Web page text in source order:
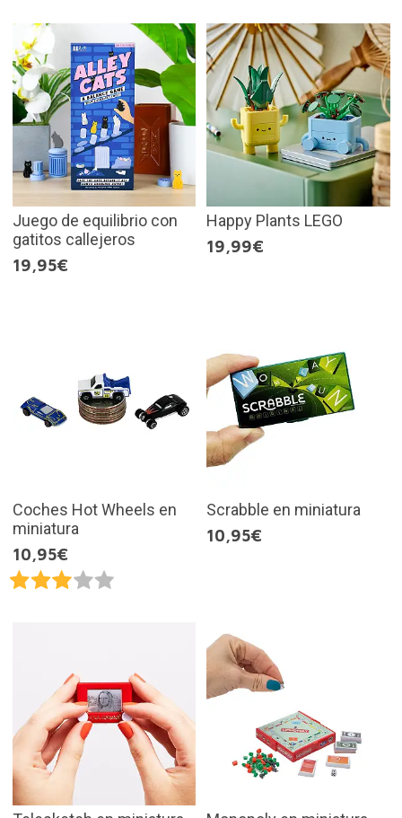
Juego de equilibrio con
gatitos callejeros
19,95€
Happy Plants LEGO
19,99€
Coches Hot Wheels en
miniatura
10,95€
Scrabble en miniatura
10,95€